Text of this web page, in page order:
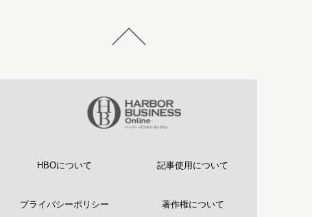
HBOについて 記事使用について
プライバシーポリシー 著作権について